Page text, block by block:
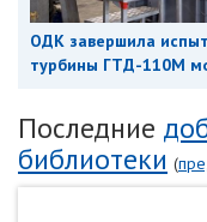
ОДК завершила
турбины ГТД-110М
Последние
библиотеки (